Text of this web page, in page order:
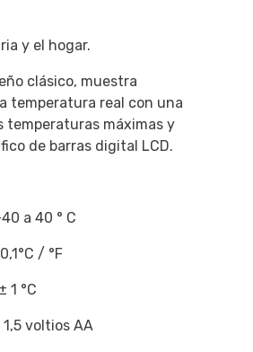
y el hogar.
clásico, muestra
temperatura real con una
temperaturas máximas y
de barras digital LCD.
40 ° C
/ °F
°C
voltios AA